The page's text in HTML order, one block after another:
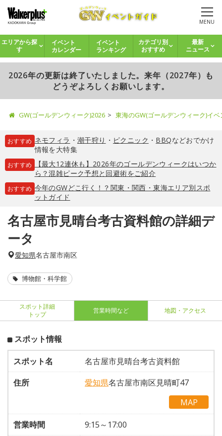
MENU
エリアから探
す
イベント
カレンダー
イベント
ランキング
カテゴリ別
おすすめ
最新
ニュース
2026年の更新は終了いたしました。来年（2027年）も
どうぞよろしくお願いします。
GW(ゴールデンウィーク)2026 東海のGW(ゴールデンウィーク)イ
おすすめ ネモフィラ ・ 潮干狩り ・ ピクニック ・ BBQなどおでかけ
情報を大特集
おすすめ
【最大12連休も】2026年のゴールデンウィークはいつか
ら？混雑ピーク予想と回避術をご紹介
おすすめ 今年のGWどこ行く！？関東・関西・東海エリア別スポ
ットガイド
名古屋市見晴台考古資料館の詳細デ
ータ
愛知県名古屋市南区
博物館・科学館
スポット詳細
トップ
営業時間など 地図・アクセス
スポット情報
スポット名
名古屋市見晴台考古資料館
住所
愛知県名古屋市南区見晴町47
MAP
営業時間
9:15～17:00